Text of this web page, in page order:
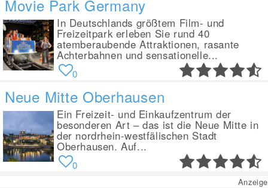
Movie Park Germany
In Deutschlands größtem Film- und
Freizeitpark erleben Sie rund 40
atemberaubende Attraktionen, rasante
Achterbahnen und sensationelle...
0
Neue Mitte Oberhausen
Ein Freizeit- und Einkaufzentrum der
besonderen Art – das ist die Neue Mitte in
der nordrhein-westfälischen Stadt
Oberhausen. Auf...
0
Anzeige